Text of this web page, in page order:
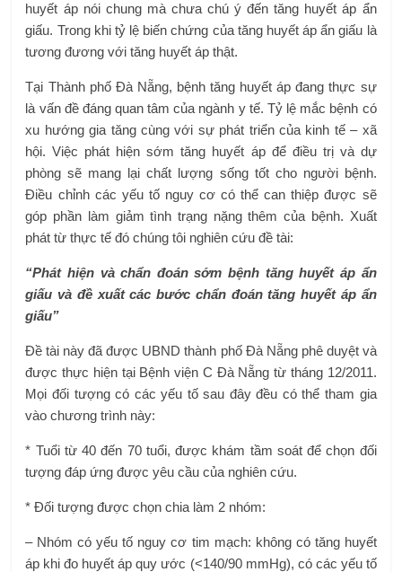
huyết áp nói chung mà chưa chú ý đến tăng huyết áp ẩn
giấu. Trong khi tỷ lệ biến chứng của tăng huyết áp ẩn giấu là
tương đương với tăng huyết áp thật.
Tại Thành phố Đà Nẵng, bệnh tăng huyết áp đang thực sự
là vấn đề đáng quan tâm của ngành y tế. Tỷ lệ mắc bệnh có
xu hướng gia tăng cùng với sự phát triển của kinh tế – xã
hội. Việc phát hiện sớm tăng huyết áp để điều trị và dự
phòng sẽ mang lại chất lượng sống tốt cho người bệnh.
Điều chỉnh các yếu tố nguy cơ có thể can thiệp được sẽ
góp phần làm giảm tình trạng nặng thêm của bệnh. Xuất
phát từ thực tế đó chúng tôi nghiên cứu đề tài:
“Phát hiện và chẩn đoán sớm bệnh tăng huyết áp ẩn
giấu và đề xuất các bước chẩn đoán tăng huyết áp ẩn
giấu”
Đề tài này đã được UBND thành phố Đà Nẵng phê duyệt và
được thực hiện tại Bệnh viện C Đà Nẵng từ tháng 12/2011.
Mọi đối tượng có các yếu tố sau đây đều có thể tham gia
vào chương trình này:
* Tuổi từ 40 đến 70 tuổi, được khám tầm soát để chọn đối
tượng đáp ứng được yêu cầu của nghiên cứu.
* Đối tượng được chọn chia làm 2 nhóm:
– Nhóm có yếu tố nguy cơ tim mạch: không có tăng huyết
áp khi đo huyết áp quy ước (<140/90 mmHg), có các yếu tố